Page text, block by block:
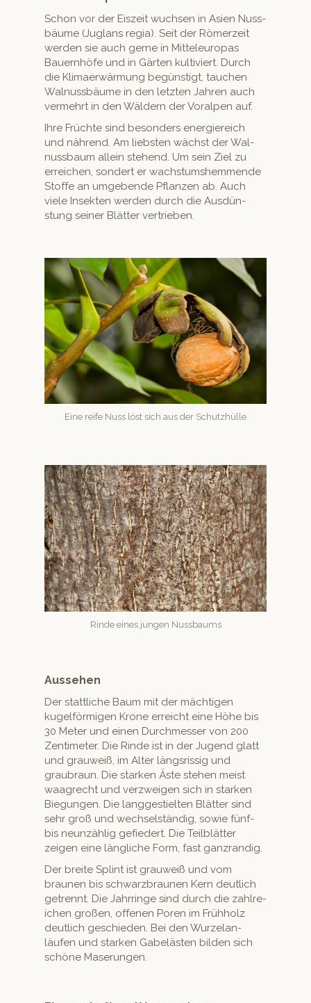
Schon vor der Eiszeit wuch­sen in Asien Nuss­
bäume (Juglans regia). Seit der Römerzeit
wer­den sie auch gerne in Mit­teleu­ropas
Bauern­höfe und in Gärten kul­tiviert. Durch
die Kli­maer­wär­mung begün­stigt, tauchen
Wal­nuss­bäume in den let­zten Jahren auch
ver­mehrt in den Wäldern der Voralpen auf.
Ihre Früchte sind beson­ders energiere­ich
und nährend. Am lieb­sten wächst der Wal­
nuss­baum allein ste­hend. Um sein Ziel zu
erre­ichen, son­dert er wach­s­tumshem­mende
Stoffe an umgebende Pflanzen ab. Auch
viele Insek­ten wer­den durch die Aus­dün­
stung sein­er Blät­ter vertrieben.
Eine reife Nuss löst sich aus der Schutzhülle
Rinde eines jun­gen Nussbaums
Aussehen
Der stat­tliche Baum mit der mächti­gen
kugelför­mi­gen Kro­ne erre­icht eine Höhe bis
30 Meter und einen Durchmess­er von 200
Zen­time­ter. Die Rinde ist in der Jugend glatt
und grauweiß, im Alter längsris­sig und
graubraun. Die starken Äste ste­hen meist
waa­grecht und verzweigen sich in starken
Biegun­gen. Die langgestiel­ten Blät­ter sind
sehr groß und wech­sel­ständig, sowie fünf-
bis neun­zäh­lig gefiedert. Die Teil­blät­ter
zeigen eine längliche Form, fast ganzrandig.
Der bre­ite Splint ist grauweiß und vom
braunen bis schwarzbraunen Kern deut­lich
getren­nt. Die Jahrringe sind durch die zahlre­
ichen großen, offe­nen Poren im Früh­holz
deut­lich geschieden. Bei den Wurze­lan­
läufen und starken Gabelästen bilden sich
schöne Maserungen.